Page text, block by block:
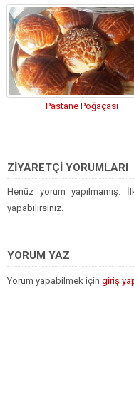
Pastane Poğaçası
ZİYARETÇİ YORUMLARI
Henüz yorum yapılmamış.
yapabilirsiniz.
YORUM YAZ
Yorum yapabilmek için giriş